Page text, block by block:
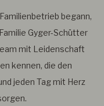
begann,
Gyger-Schütter
mit Leidenschaft
kennen, die den
jeden Tag mit Herz